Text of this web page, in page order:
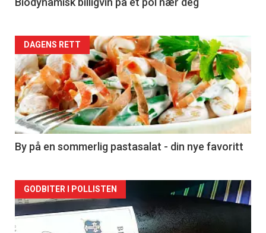
Forsiden
akkurat
nå
-
5
DAGENS RETT
By på en sommerlig pastasalat - din nye favoritt
Forsiden
akkurat
GODBITER I POLLISTEN